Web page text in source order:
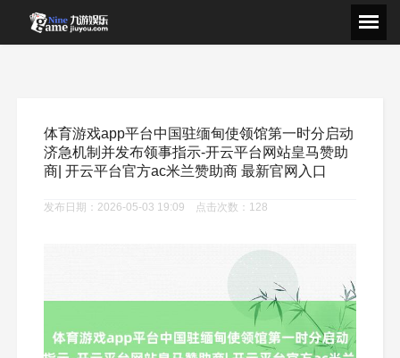
体育游戏app平台中国驻缅甸使领馆第一时分启动
济急机制并发布领事指示-开云平台网站皇马赞助
商| 开云平台官方ac米兰赞助商 最新官网入口
发布日期：2026-05-03 19:09 点击次数：128